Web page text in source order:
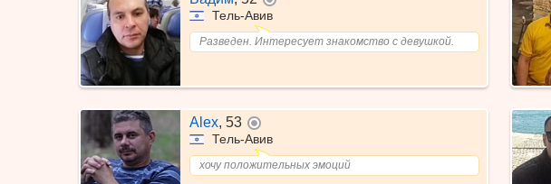
Тель-Авив
Разведен. Интересует знакомство с девушкой.
Alex, 53
Тель-Авив
хочу положительных эмоций